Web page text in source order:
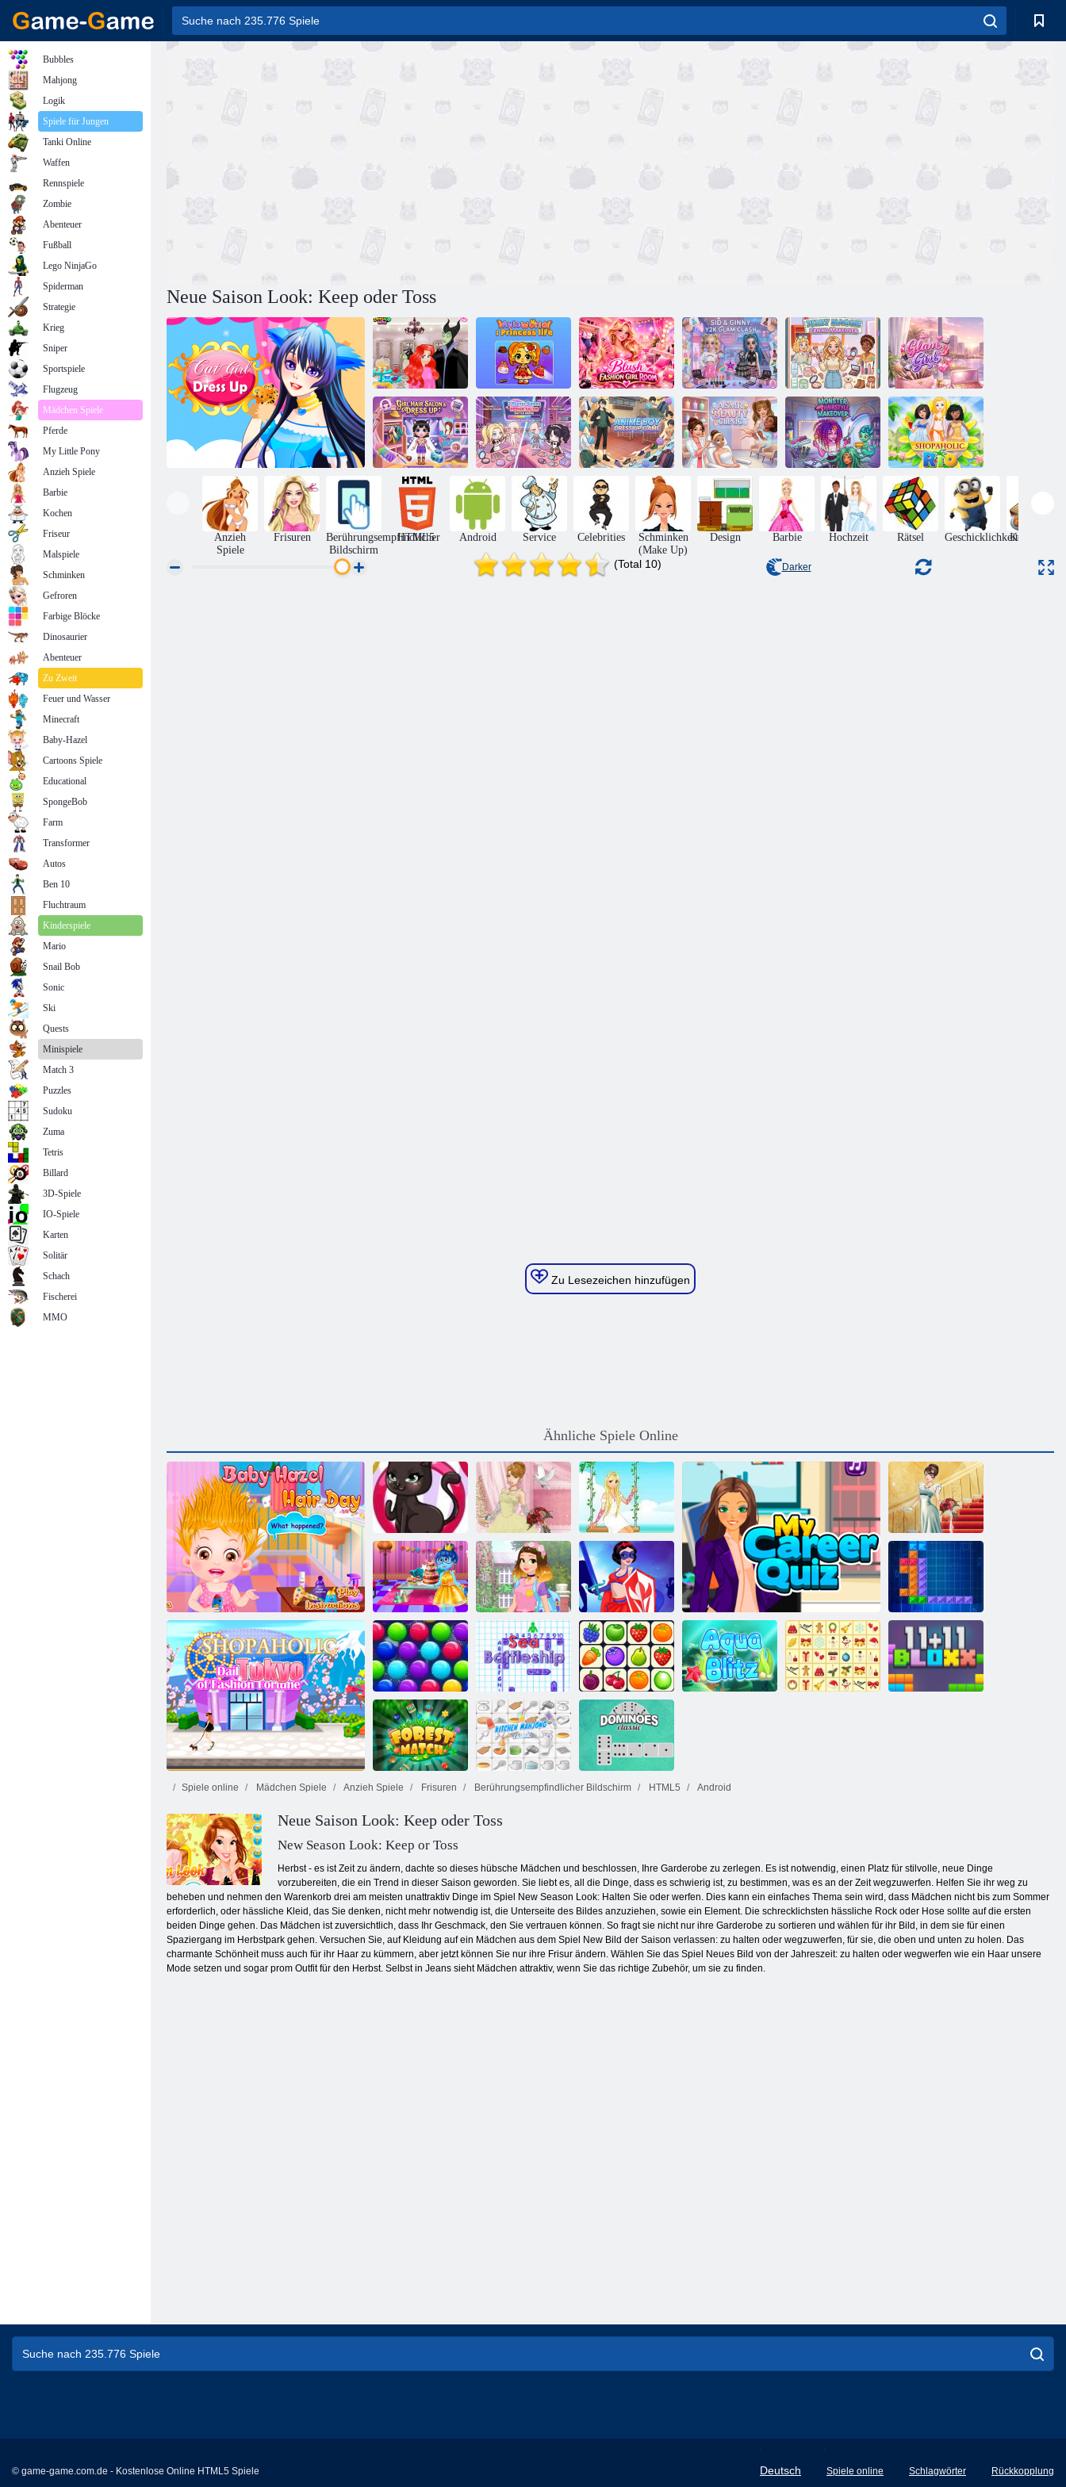
Neue Saison Look: Keep oder Toss
Prinzessin April
Fools
Friseursalon
Ayla World
Princess Leben
Errötendes
modisches
Mädchenzimmer
Sid & Ginny
Y2K Glam
Clash
Tagebuch
Maggie: Friend
Makeover
Glamouröses
Mädchen
Friseursalon und
Anziehsalon für
Mädchen
2-Spieler-Spiele
Design Salon
Anime Boy
Dress Up-Spiel
ASMR-
Schönheitsklinik
Monster-Frisur-
Makeover
Shopaholic Rio
Anzieh
Spiele
Frisuren
Berührungsempfindlicher
Bildschirm
HTML5 Android Service Celebrities
Schminken
(Make Up)
Design Barbie Hochzeit Rätsel GeschicklichkeitKochspiele
(Total 10) Darker
Zu Lesezeichen hinzufügen
Ähnliche Spiele Online
Baby- Hazel Hair Day
Katzen-Mode-
Designer
Hochzeitslilie 2 Gartenprinzessin Hochzeit Lily
Innere heraus
Geburtstagsfeier
Rapunzel
Fashionista auf
dem Sprung
Shopaholic: Tokio
Prinzessin
Superhelden
Ten Trix
Smarty Bubbles
X-Mas
Schiffe
Versenken
Onet Connect
Waldmatch Küche Mahjong
Spiele online Mädchen Spiele Anzieh Spiele Frisuren Berührungsempfindlicher Bildschirm HTML5 Android
Neue Saison Look: Keep oder Toss
New Season Look: Keep or Toss
Herbst - es ist Zeit zu ändern, dachte so dieses hübsche Mädchen und beschlossen, Ihre Garderobe zu zerlegen. Es ist notwendig, einen Platz für stilvolle, neue Dinge
vorzubereiten, die ein Trend in dieser Saison geworden. Sie liebt es, all die Dinge, dass es schwierig ist, zu bestimmen, was es an der Zeit wegzuwerfen. Helfen Sie ihr weg zu
beheben und nehmen den Warenkorb drei am meisten unattraktiv Dinge im Spiel New Season Look: Halten Sie oder werfen. Dies kann ein einfaches Thema sein wird, dass Mädchen nicht bis zum Sommer
erforderlich, oder hässliche Kleid, das Sie denken, nicht mehr notwendig ist, die Unterseite des Bildes anzuziehen, sowie ein Element. Die schrecklichsten hässliche Rock oder Hose sollte auf die ersten
beiden Dinge gehen. Das Mädchen ist zuversichtlich, dass Ihr Geschmack, den Sie vertrauen können. So fragt sie nicht nur ihre Garderobe zu sortieren und wählen für ihr Bild, in dem sie für einen
Spaziergang im Herbstpark gehen. Versuchen Sie, auf Kleidung auf ein Mädchen aus dem Spiel New Bild der Saison verlassen: zu halten oder wegzuwerfen, für sie, die oben und unten zu holen. Das
charmante Schönheit muss auch für ihr Haar zu kümmern, aber jetzt können Sie nur ihre Frisur ändern. Wählen Sie das Spiel Neues Bild von der Jahreszeit: zu halten oder wegwerfen wie ein Haar unsere
Mode setzen und sogar prom Outfit für den Herbst. Selbst in Jeans sieht Mädchen attraktiv, wenn Sie das richtige Zubehör, um sie zu finden.
Bubbles
Mahjong
Logik
Spiele für Jungen
Tanki Online
Waffen
Rennspiele
Zombie
Abenteuer
Fußball
Lego NinjaGo
Spiderman
Strategie
Krieg
Sniper
Sportspiele
Flugzeug
Mädchen Spiele
Pferde
My Little Pony
Anzieh Spiele
Barbie
Kochen
Friseur
Malspiele
Schminken
Gefroren
Farbige Blöcke
Dinosaurier
Abenteuer
Zu Zweit
Feuer und Wasser
Minecraft
Baby-Hazel
Cartoons Spiele
Educational
SpongeBob
Farm
Transformer
Autos
Ben 10
Fluchtraum
Kinderspiele
Mario
Snail Bob
Sonic
Ski
Quests
Minispiele
Match 3
Puzzles
Sudoku
Zuma
Tetris
Billard
3D-Spiele
IO-Spiele
Karten
Solitär
Schach
Fischerei
MMO
© game-game.com.de - Kostenlose Online HTML5 Spiele Deutsch
English
Spiele online Schlagwörter Rückkopplung